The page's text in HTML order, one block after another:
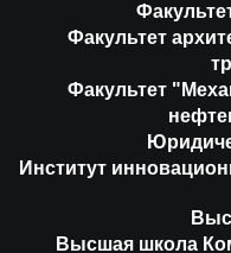
Факультет
Факультет
Институт
Высшая школа